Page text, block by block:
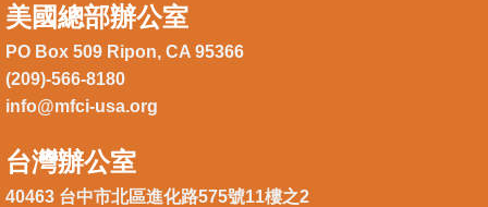
美國總部辦公室
PO Box 509 Ripon, CA 95366
(209)-566-8180
info@mfci-usa.org
台灣辦公室
40463 台中市北區進化路575號11樓之2